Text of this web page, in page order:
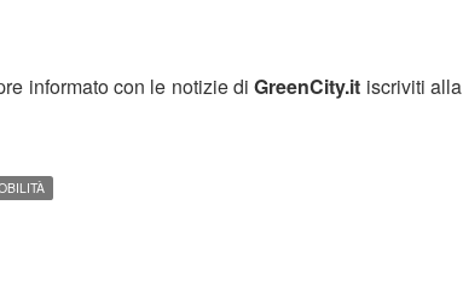
informato con le notizie diGreenCity.it iscriviti alla